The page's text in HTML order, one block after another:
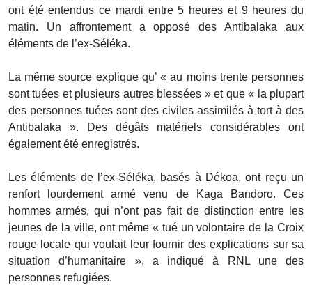
ont été entendus ce mardi entre 5 heures et 9 heures du
matin. Un affrontement a opposé des Antibalaka aux
éléments de l’ex-Séléka.
La même source explique qu’ « au moins trente personnes
sont tuées et plusieurs autres blessées » et que « la plupart
des personnes tuées sont des civiles assimilés à tort à des
Antibalaka ». Des dégâts matériels considérables ont
également été enregistrés.
Les éléments de l’ex-Séléka, basés à Dékoa, ont reçu un
renfort lourdement armé venu de Kaga Bandoro. Ces
hommes armés, qui n’ont pas fait de distinction entre les
jeunes de la ville, ont même « tué un volontaire de la Croix
rouge locale qui voulait leur fournir des explications sur sa
situation d’humanitaire », a indiqué à RNL une des
personnes refugiées.